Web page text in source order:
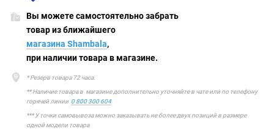
Вы можете самостоятельно забрать
товар из ближайшего
магазина Shambala,
при наличии товара в магазине.
* Резерв товара 72 часа.
** Наличие товара в магазине дополнительно уточняйте в чате или по телефону
горячей линии 0 800 300 604
*** У точки самовывоза можно заказывать не более двух позиций в размере
одной модели товара